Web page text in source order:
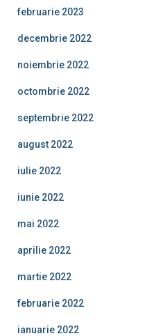
februarie 2023
decembrie 2022
noiembrie 2022
octombrie 2022
septembrie 2022
august 2022
iulie 2022
iunie 2022
mai 2022
aprilie 2022
martie 2022
februarie 2022
ianuarie 2022